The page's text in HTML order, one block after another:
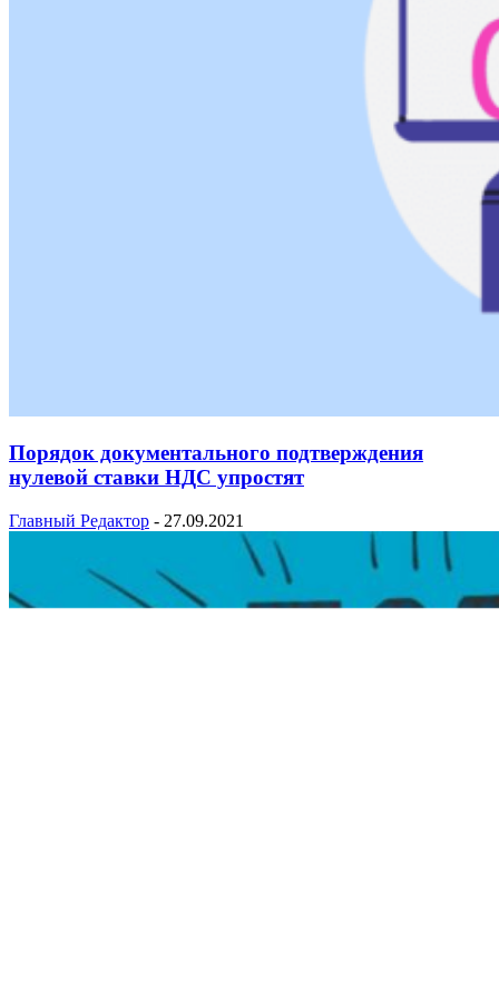
Порядок документального подтверждения
нулевой ставки НДС упростят
Главный Редактор - 27.09.2021